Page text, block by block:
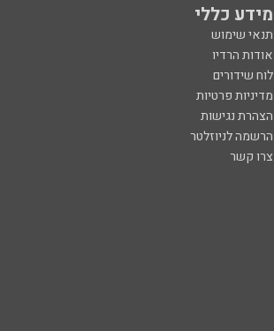
מידע כללי
תנאי שימוש
אודות הרדיו
לוח שידורים
מדיניות פרטיות
הצהרת נגישות
הרשמה לניוזלטר
צרו קשר